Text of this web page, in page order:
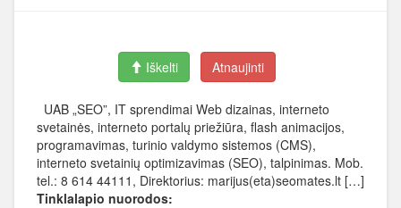
Iškelti Atnaujinti
UAB „SEO”, IT sprendimai Web dizainas, interneto
svetainės, interneto portalų priežiūra, flash animacijos,
programavimas, turinio valdymo sistemos (CMS),
interneto svetainių optimizavimas (SEO), talpinimas. Mob.
tel.: 8 614 44111, Direktorius: marijus(eta)seomates.lt […]
Tinklalapio nuorodos: